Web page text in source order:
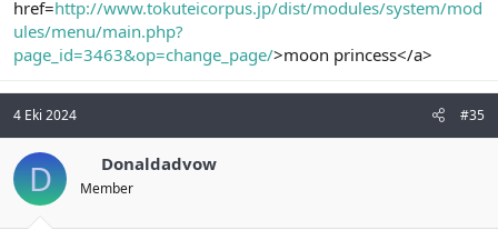
href=http://www.tokuteicorpus.jp/dist/modules/system/mod
ules/menu/main.php?
page_id=3463&op=change_page/>moon princess</a>
4 Eki 2024 #35
D Donaldadvow
Member